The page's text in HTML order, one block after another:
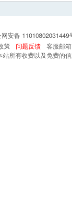
安备
策 问题反馈
客服邮
所有收费以及免费的